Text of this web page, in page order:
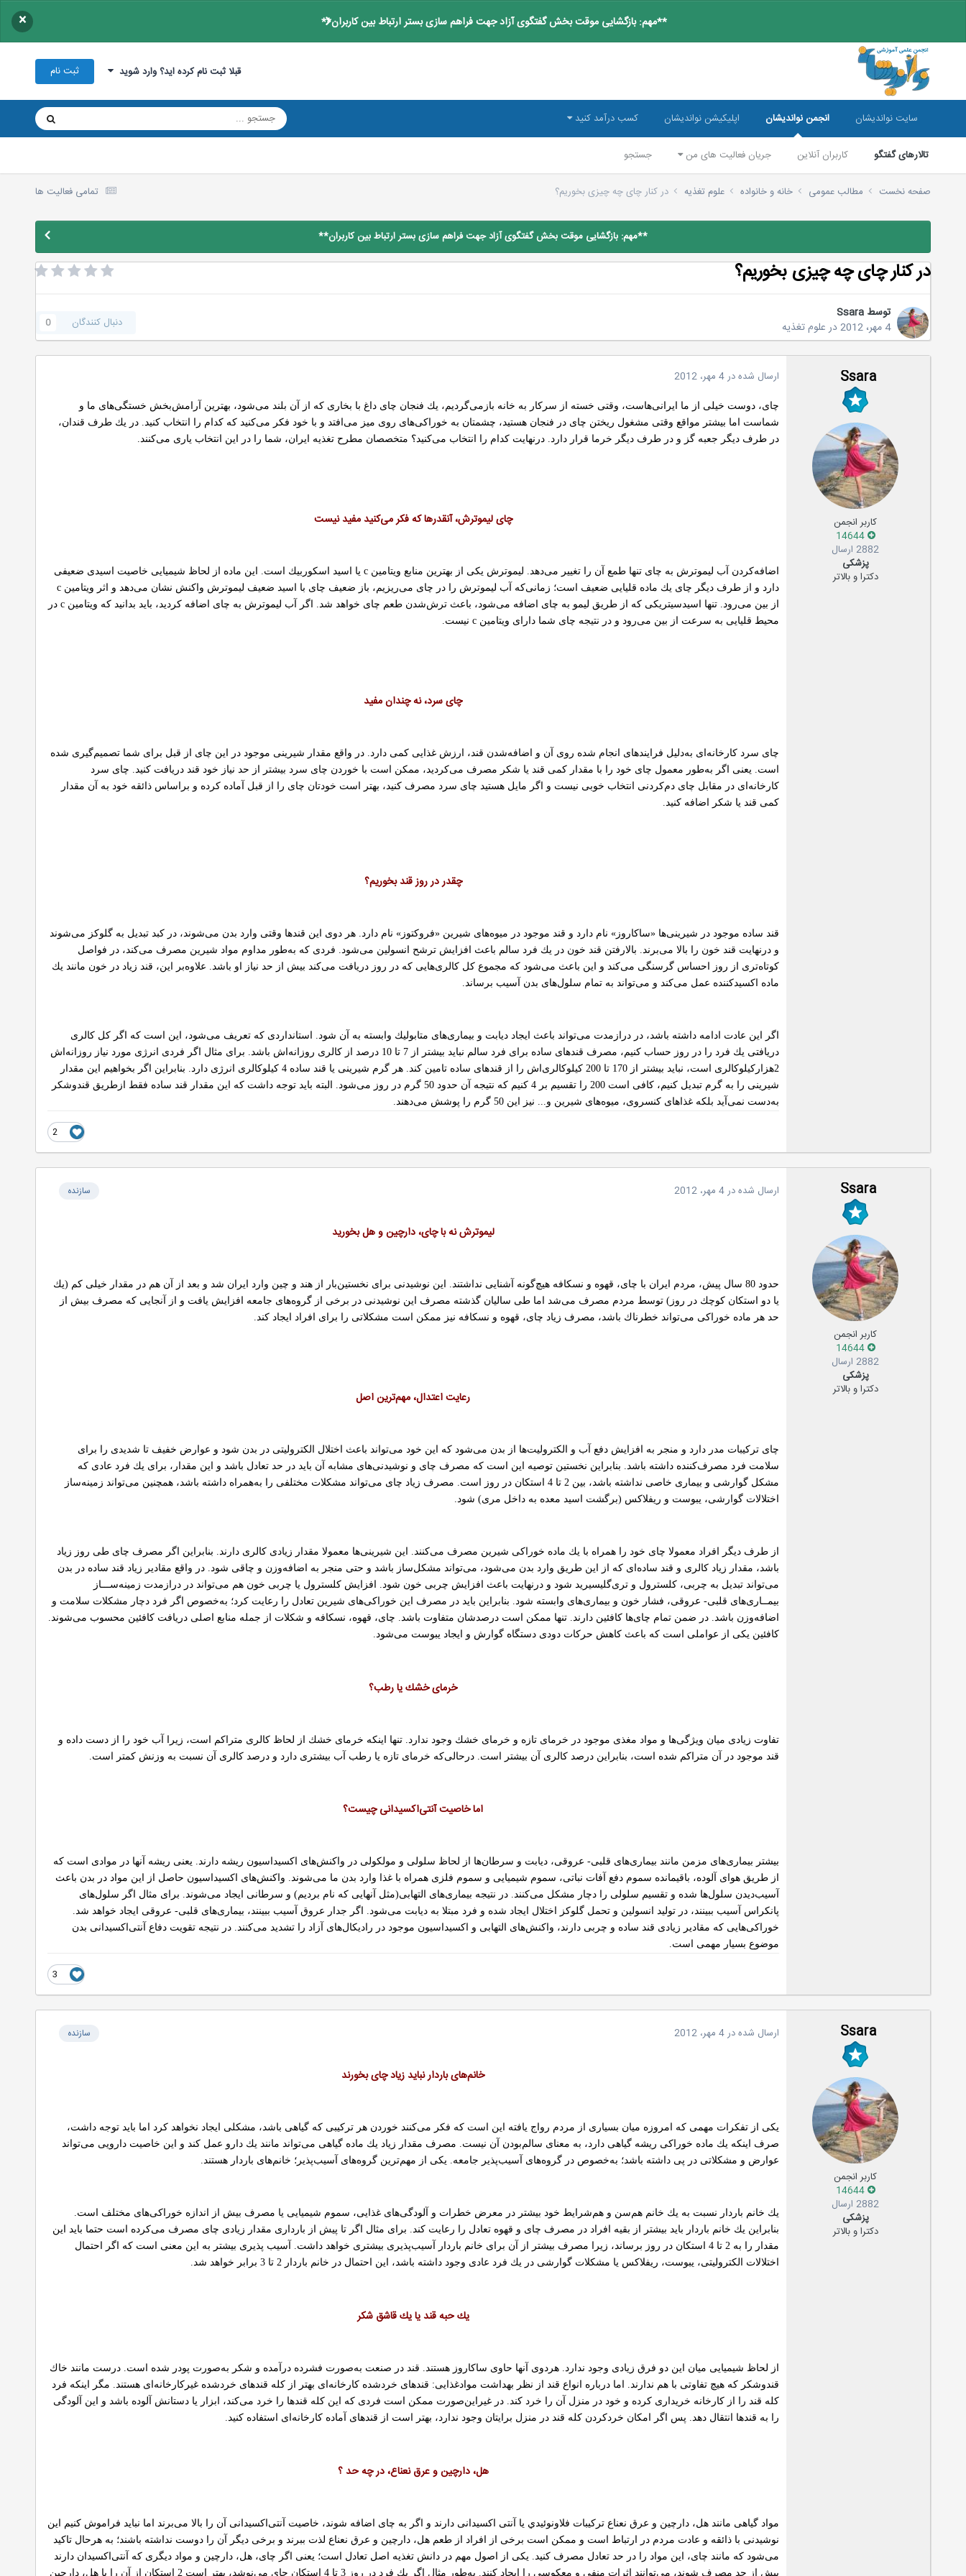
**مهم: بازگشایی موقت بخش گفتگوی آزاد جهت فراهم سازی بستر ارتباط بین کاربران** ×
قبلا ثبت نام کرده اید؟ وارد شوید ثبت نام
سایت نواندیشان انجمن نواندیشان
تالارهای گفتگو کاربران آنلاین جریان فعالیت های من جستجو
اپلیکیشن نواندیشان کسب درآمد کنید
تمامی فعالیت ها صفحه نخست مطالب عمومی خانه و خانواده علوم تغذیه در كنار چای چه چیزی بخوریم؟
**مهم: بازگشایی موقت بخش گفتگوی آزاد جهت فراهم سازی بستر ارتباط بین کاربران**
در كنار چای چه چیزی بخوریم؟
توسط Ssara
4 مهر، 2012
درعلوم تغذیه دنبال کنندگان 0
Ssara
کاربر انجمن
14644
2882 ارسال
پزشکی
دکترا و بالاتر
ارسال شده در4 مهر، 2012
چای، دوست خیلی از ما ایرانی‌هاست، وقتی خسته از سركار به خانه بازمی‌گردیم، یك فنجان چای داغ با بخاری كه از آن بلند می‌شود، بهترین آرامش‌بخش خستگی‌های ما و
شماست اما بیشتر مواقع وقتی مشغول ریختن چای در فنجان هستید، چشمتان به خوراكی‌های روی میز می‌افتد و با خود فكر می‌كنید كه كدام را انتخاب كنید. در یك طرف قندان،
در طرف دیگر جعبه گز و در طرف دیگر خرما قرار دارد. درنهایت كدام را انتخاب می‌كنید؟ متخصصان مطرح تغذیه ایران، شما را در این انتخاب یاری می‌كنند.
چای لیموترش، آنقدرها كه فكر می‌كنید مفید نیست
اضافه‌كردن آب لیموترش به چای تنها طمع آن را تغییر می‌دهد. لیموترش یكی از بهترین منابع ویتامین c یا اسید اسكوربیك است. این ماده از لحاظ شیمیایی خاصیت اسیدی ضعیفی
دارد و از طرف دیگر چای یك ماده قلیایی ضعیف است؛ زمانی‌كه آب لیموترش را در چای می‌ریزیم، باز ضعیف چای با اسید ضعیف لیموترش واكنش نشان می‌دهد و اثر ویتامین c
از بین می‌رود. تنها اسیدسیتریكی كه از طریق لیمو به چای اضافه می‌شود، باعث ترش‌شدن طعم چای خواهد شد. اگر آب لیموترش به چای اضافه كردید، باید بدانید كه ویتامین c در
محیط قلیایی به سرعت از بین می‌رود و در نتیجه چای شما دارای ویتامین c نیست.
چای سرد، نه چندان مفید
چای سرد كارخانه‌ای به‌دلیل فرایندهای انجام شده روی آن و اضافه‌شدن قند، ارزش غذایی كمی دارد. در واقع مقدار شیرینی موجود در این چای از قبل برای شما تصمیم‌گیری شده
است. یعنی اگر به‌طور معمول چای خود را با مقدار كمی قند یا شكر مصرف می‌كردید، ممكن است با خوردن چای سرد بیشتر از حد نیاز خود قند دریافت كنید. چای سرد
كارخانه‌ای در مقابل چای دم‌كردنی انتخاب خوبی نیست و اگر مایل هستید چای سرد مصرف كنید، بهتر است خودتان چای را از قبل آماده كرده و براساس ذائقه خود به آن مقدار
كمی قند یا شكر اضافه كنید.
چقدر در روز قند بخوریم؟
قند ساده موجود در شیرینی‌ها «ساكاروز» نام دارد و قند موجود در میوه‌های شیرین «فروكتوز» نام دارد. هر دوی این قند‌ها وقتی وارد بدن می‌شوند، در كبد تبدیل به گلوكز می‌شوند
و درنهایت قند خون را بالا می‌برند. بالارفتن قند خون در یك فرد سالم باعث افزایش ترشح انسولین می‌شود. فردی كه به‌طور مداوم مواد شیرین مصرف می‌كند، در فواصل
كوتاه‌تری از روز احساس گرسنگی می‌كند و این باعث می‌شود كه مجموع كل كالری‌هایی كه در روز دریافت می‌كند بیش از حد نیاز او باشد. علاوه‌بر این، قند زیاد در خون مانند یك
ماده اكسید‌كننده عمل می‌كند و می‌تواند به تمام سلول‌های بدن آسیب برساند.
اگر این عادت ادامه داشته باشد، در درازمدت می‌تواند باعث ایجاد دیابت و بیماری‌های متابولیك وابسته به آن شود. استانداردی كه تعریف می‌شود، این است كه اگر كل كالری
دریافتی یك فرد را در روز حساب كنیم، مصرف قندهای ساده برای فرد سالم نباید بیشتر از 7 تا 10 درصد از كالری روزانه‌اش باشد. برای مثال اگر فردی انرژی مورد نیاز روزانه‌اش
2هزاركیلوكالری است، نباید بیشتر از 170 تا 200 كیلوكالری‌اش را از قندهای ساده تامین كند. هر گرم شیرینی یا قند ساده 4 كیلوكالری انرژی دارد. بنابراین اگر بخواهیم این مقدار
شیرینی را به گرم تبدیل كنیم، كافی است 200 را تقسیم بر 4 كنیم كه نتیجه آن حدود 50 گرم در روز می‌شود. البته باید توجه داشت كه این مقدار قند ساده فقط ازطریق قندوشكر
به‌دست نمی‌آید بلكه غذاهای كنسروی، میوه‌های شیرین و... نیز این 50 گرم را پوشش می‌دهند.
2
Ssara
کاربر انجمن
14644
2882 ارسال
پزشکی
دکترا و بالاتر
سازنده ارسال شده در4 مهر، 2012
لیموترش نه با چای، دارچین و هل بخورید
حدود 80 سال پیش، مردم ایران با چای، قهوه و نسكافه هیچ‌گونه آشنایی نداشتند. این نوشیدنی برای نخستین‌بار از هند و چین وارد ایران شد و بعد از آن هم در مقدار خیلی كم (یك
یا دو استكان كوچك در روز) توسط مردم مصرف می‌شد اما طی سالیان گذشته مصرف این نوشیدنی در برخی از گروه‌های جامعه افزایش یافت و از آنجایی كه مصرف بیش از
حد هر ماده خوراكی می‌تواند خطرناك باشد، مصرف زیاد چای، قهوه و نسكافه نیز ممكن است مشكلاتی را برای افراد ایجاد كند.
رعایت اعتدال، مهم‌ترین اصل
چای تركیبات مدر دارد و منجر به افزایش دفع آب و الكترولیت‌ها از بدن می‌شود كه این خود می‌تواند باعث اختلال الكترولیتی در بدن شود و عوارض خفیف تا شدیدی را برای
سلامت فرد مصرف‌كننده داشته باشد. بنابراین نخستین توصیه این است كه مصرف چای و نوشیدنی‌های مشابه آن باید در حد تعادل باشد و این مقدار، برای یك فرد عادی كه
مشكل گوارشی و بیماری خاصی نداشته باشد، بین 2 تا 4 استكان در روز است. مصرف زیاد چای می‌تواند مشكلات مختلفی را به‌همراه داشته باشد، همچنین می‌تواند زمینه‌ساز
اختلالات گوارشی، یبوست و ریفلاكس (برگشت اسید معده به داخل مری) شود.
از طرف دیگر افراد معمولا چای خود را همراه با یك ماده خوراكی شیرین مصرف می‌كنند. این شیرینی‌ها معمولا مقدار زیادی كالری دارند. بنابراین اگر مصرف چای طی روز زیاد
باشد، مقدار زیاد كالری و قند ساده‌ای كه از این طریق وارد بدن می‌شود، می‌تواند مشكل‌ساز باشد و حتی منجر به اضافه‌وزن و چاقی شود. در واقع مقادیر زیاد قند ساده در بدن
می‌تواند تبدیل به چربی، كلسترول و تری‌گلیسیرید شود و درنهایت باعث افزایش چربی خون شود. افزایش كلسترول یا چربی خون هم می‌تواند در درازمدت زمینه‌ســـاز
بیمــاری‌های قلبی- عروقی، فشار خون و بیماری‌های وابسته شود. بنابراین باید در مصرف این خوراكی‌های شیرین تعادل را رعایت كرد؛ به‌خصوص اگر فرد دچار مشكلات سلامت و
اضافه‌وزن باشد. در ضمن تمام چای‌ها كافئین دارند. تنها ممكن است درصدشان متفاوت باشد. چای، قهوه، نسكافه و شكلات از جمله منابع اصلی دریافت كافئین محسوب می‌شوند.
كافئین یكی از عواملی است كه باعث كاهش حركات دودی دستگاه گوارش و ایجاد یبوست می‌شود.
خرمای خشك یا رطب؟
تفاوت زیادی میان ویژگی‌ها و مواد مغذی موجود در خرمای تازه و خرمای خشك وجود ندارد. تنها اینكه خرمای خشك از لحاظ كالری متراكم است، زیرا آب خود را از دست داده و
قند موجود در آن متراكم شده است، بنابراین درصد كالری آن بیشتر است. درحالی‌كه خرمای تازه یا رطب آب بیشتری دارد و درصد كالری آن نسبت به وزنش كمتر است.
اما خاصیت آنتی‌اكسیدانی چیست؟
بیشتر بیماری‌های مزمن مانند بیماری‌های قلبی- عروقی، دیابت و سرطان‌ها از لحاظ سلولی و مولكولی در واكنش‌های اكسیداسیون ریشه دارند. یعنی ریشه آنها در موادی است كه
از طریق هوای آلوده، باقیمانده سموم دفع آفات نباتی، سموم شیمیایی و سموم فلزی همراه با غذا وارد بدن ما می‌شوند. واكنش‌های اكسیداسیون حاصل از این مواد در بدن باعث
آسیب‌دیدن سلول‌ها شده و تقسیم سلولی را دچار مشكل می‌كنند. در نتیجه بیماری‌های التهابی(مثل آنهایی كه نام بردیم) و سرطانی ایجاد می‌شوند. برای مثال اگر سلول‌های
پانكراس آسیب ببینند، در تولید انسولین و تحمل گلوكز اختلال ایجاد شده و فرد مبتلا به دیابت می‌شود. اگر جدار عروق آسیب ببینند، بیماری‌های قلبی- عروقی ایجاد خواهد شد.
خوراكی‌هایی كه مقادیر زیادی قند ساده و چربی دارند، واكنش‌های التهابی و اكسیداسیون موجود در رادیكال‌های آزاد را تشدید می‌كنند. در نتیجه تقویت دفاع آنتی‌اكسیدانی بدن
موضوع بسیار مهمی است.
3
Ssara
کاربر انجمن
14644
2882 ارسال
پزشکی
دکترا و بالاتر
سازنده ارسال شده در4 مهر، 2012
خانم‌های باردار نباید زیاد چای بخورند
یكی از تفكرات مهمی كه امروزه میان بسیاری از مردم رواج یافته این است كه فكر می‌كنند خوردن هر تركیبی كه گیاهی باشد، مشكلی ایجاد نخواهد كرد اما باید توجه داشت،
صرف اینكه یك ماده خوراكی ریشه گیاهی دارد، به معنای سالم‌بودن آن نیست. مصرف مقدار زیاد یك ماده گیاهی می‌تواند مانند یك دارو عمل كند و این خاصیت دارویی می‌تواند
عوارض و مشكلاتی در پی داشته باشد؛ به‌خصوص در گروه‌های آسیب‌پذیر جامعه. یكی از مهم‌ترین گروه‌های آسیب‌پذیر؛ خانم‌های باردار هستند.
یك خانم باردار نسبت به یك خانم هم‌سن و هم‌شرایط خود بیشتر در معرض خطرات و آلودگی‌های غذایی، سموم شیمیایی یا مصرف بیش از اندازه خوراكی‌های مختلف است.
بنابراین یك خانم باردار باید بیشتر از بقیه افراد در مصرف چای و قهوه تعادل را رعایت كند. برای مثال اگر تا پیش از بارداری مقدار زیادی چای مصرف می‌كرده است حتما باید این
مقدار را به 2 تا 4 استكان در روز برساند، زیرا مصرف بیشتر از آن برای خانم باردار آسیب‌پذیری بیشتری خواهد داشت. آسیب پذیری بیشتر به این معنی است كه اگر احتمال
اختلالات الكترولیتی، یبوست، ریفلاكس یا مشكلات گوارشی در یك فرد عادی وجود داشته باشد، این احتمال در خانم باردار 2 تا 3 برابر خواهد شد.
یك حبه قند یا یك قاشق شکر
از لحاظ شیمیایی میان این دو فرق زیادی وجود ندارد. هردوی آنها حاوی ساكاروز هستند. قند در صنعت به‌صورت فشرده درآمده و شكر به‌صورت پودر شده است. درست مانند خاك
قندوشكر كه هیچ تفاوتی با هم ندارند. اما درباره انواع قند از نظر بهداشت مواد‌غذایی: قند‌های خردشده كارخانه‌ای بهتر از كله قند‌های خردشده غیركارخانه‌ای هستند. مگر اینكه فرد
كله قند را از كارخانه خریداری كرده و خود در منزل آن را خرد كند. در غیراین‌صورت ممكن است فردی كه این كله قند‌ها را خرد می‌كند، ابزار یا دستانش آلوده باشد و این آلودگی
را به قند‌ها انتقال دهد. پس اگر امكان خردكردن كله قند در منزل برایتان وجود ندارد، بهتر است از قند‌های آماده كارخانه‌ای استفاده كنید.
هل، دارچین و عرق نعناع، در چه حد ؟
مواد گیاهی مانند هل، دارچین و عرق نعناع ﺗﺮﻛﻴﺒﺎﺕ ﻓﻼﻭﻧﻮﺋﻴﺪﻱ یا آنتی اكسیدانی دارند و اگر به چای اضافه شوند، خاصیت آنتی‌اكسیدانی آن را بالا می‌برند اما نباید فراموش كنیم این
نوشیدنی با ذائقه و عادت مردم در ارتباط است و ممكن است برخی از افراد از طعم هل، دارچین و عرق نعناع لذت ببرند و برخی دیگر آن را دوست نداشته باشند؛ به هرحال تاكید
می‌شود كه مانند چای، این مواد را در حد تعادل مصرف كنید. یكی از اصول مهم در دانش تغذیه اصل تعادل است؛ یعنی اگر چای، هل، دارچین و مواد دیگری كه آنتی‌اكسیدان دارند
بیش از حد مصرف شوند، می‌توانند اثرات منفی و معكوسی را ایجاد كنند. به‌طور مثال اگر یك فرد در روز 3 تا 4 استكان چای می‌نوشد، بهتر است 2 استكان از آن را با هل، دارچین